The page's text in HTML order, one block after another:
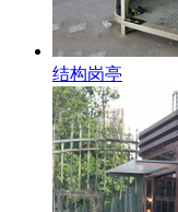
结构岗亭